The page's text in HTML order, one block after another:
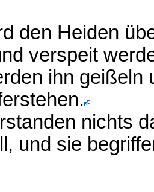
den Heiden
verspeit
ihn geißeln
nichts
und sie